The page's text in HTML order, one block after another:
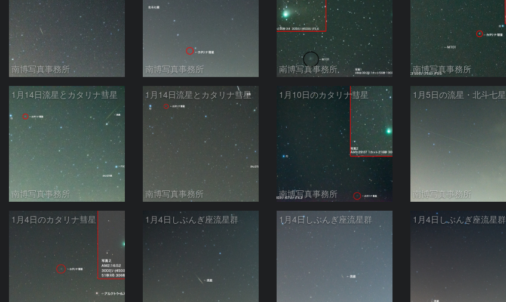
南博写真事務所 南博写真事務所 南博写真事務所 南博写真事務所
1月14日流星とカタリナ彗星
南博写真事務所
1月14日流星とカタリナ彗星
南博写真事務所
1月10日のカタリナ彗星
南博写真事務所
1月5日の流星・北斗七星
南博写真事務所
1月4日のカタリナ彗星 1月4日しぶんぎ座流星群 1月4日しぶんぎ座流星群 1月4日しぶんぎ座流星群